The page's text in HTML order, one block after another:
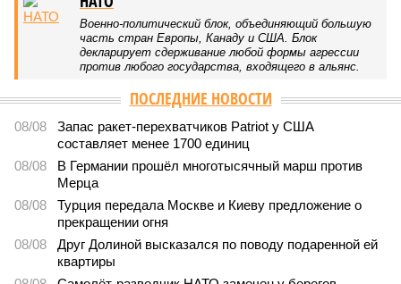
В нескольких станциях от уже сданного «Сказочного
леса» пайщики ЖК «Станция Л» продолжают ждать от
компании Capital Group начала реальной достройки
«Станция ожидания» для дольщиков
В нескольких станциях от уже сданного «Сказочного леса» пайщики ЖК
«Станция Л» продолжают ждать от компании Capital Group начала
реальной достройки (изображение сгенерировано ИИ)